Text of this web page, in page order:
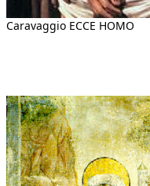
Caravaggio ECCE HOMO